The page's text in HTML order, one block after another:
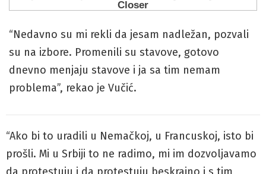
“Nedavno su mi rekli da jesam nadležan, pozvali
su na izbore. Promenili su stavove, gotovo
dnevno menjaju stavove i ja sa tim nemam
problema”, rekao je Vučić.
“Ako bi to uradili u Nemačkoj, u Francuskoj, isto bi
prošli. Mi u Srbiji to ne radimo, mi im dozvoljavamo